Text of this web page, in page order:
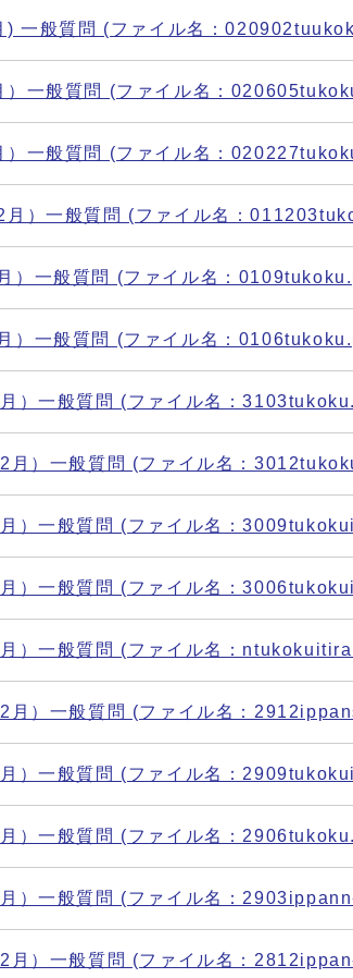
) 一般質問 (ファイル名：
）一般質問 (ファイル名：
）一般質問 (ファイル名：
月）一般質問 (ファイル名：
）一般質問 (ファイル名：
）一般質問 (ファイル名：
）一般質問 (ファイル名：
月）一般質問 (ファイル名：
）一般質問 (ファイル名：
）一般質問 (ファイル名：
）一般質問 (ファイル名：
月）一般質問 (ファイル名：
）一般質問 (ファイル名：
）一般質問 (ファイル名：
）一般質問 (ファイル名：
月）一般質問 (ファイル名：